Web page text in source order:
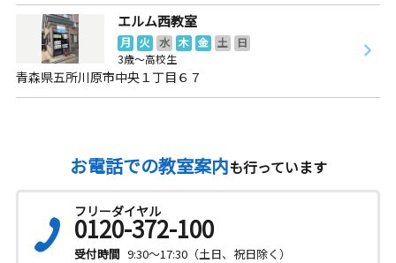
エルム西教室
月 火 水 木 金 土
日
3歳～高校生
青森県五所川原市中央１丁目６７
お電話での教室案内も行っています
フリーダイヤル
0120-372-100
受付時間 9:30～17:30（土日、祝日除く）